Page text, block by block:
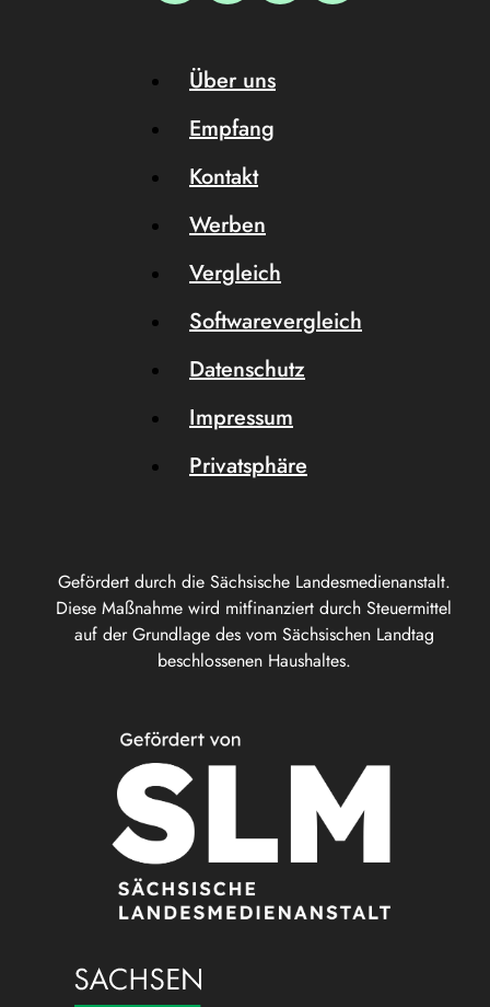
Gefördert durch die Sächsische Landesmedienanstalt.
Diese Maßnahme wird mitfinanziert durch Steuermittel
auf der Grundlage des vom Sächsischen Landtag
beschlossenen Haushaltes.
Über uns
Empfang
Kontakt
Werben
Vergleich
Softwarevergleich
Datenschutz
Impressum
Privatsphäre